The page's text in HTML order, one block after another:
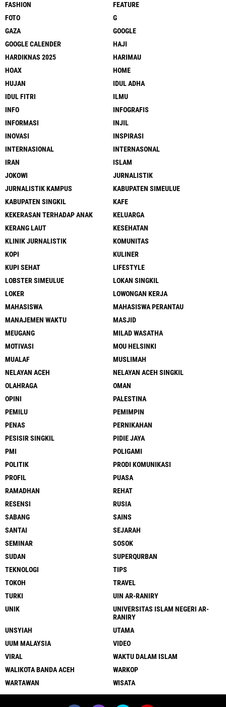
FASHION
FEATURE
FOTO
G
GAZA
GOOGLE
GOOGLE CALENDER
HAJI
HARDIKNAS 2025
HARIMAU
HOAX
HOME
HUJAN
IDUL ADHA
IDUL FITRI
ILMU
INFO
INFOGRAFIS
INFORMASI
INJIL
INOVASI
INSPIRASI
INTERNASIONAL
INTERNASONAL
IRAN
ISLAM
JOKOWI
JURNALISTIK
JURNALISTIK KAMPUS
KABUPATEN SIMEULUE
KABUPATEN SINGKIL
KAFE
KEKERASAN TERHADAP ANAK
KELUARGA
KERANG LAUT
KESEHATAN
KLINIK JURNALISTIK
KOMUNITAS
KOPI
KULINER
KUPI SEHAT
LIFESTYLE
LOBSTER SIMEULUE
LOKAN SINGKIL
LOKER
LOWONGAN KERJA
MAHASISWA
MAHASISWA PERANTAU
MANAJEMEN WAKTU
MASJID
MEUGANG
MILAD WASATHA
MOTIVASI
MOU HELSINKI
MUALAF
MUSLIMAH
NELAYAN ACEH
NELAYAN ACEH SINGKIL
OLAHRAGA
OMAN
OPINI
PALESTINA
PEMILU
PEMIMPIN
PENAS
PERNIKAHAN
PESISIR SINGKIL
PIDIE JAYA
PMI
POLIGAMI
POLITIK
PRODI KOMUNIKASI
PROFIL
PUASA
RAMADHAN
REHAT
RESENSI
RUSIA
SABANG
SAINS
SANTAI
SEJARAH
SEMINAR
SOSOK
SUDAN
SUPERQURBAN
TEKNOLOGI
TIPS
TOKOH
TRAVEL
TURKI
UIN AR-RANIRY
UNIK
UNIVERSITAS ISLAM NEGERI AR-
RANIRY
UNSYIAH
UTAMA
UUM MALAYSIA
VIDEO
VIRAL
WAKTU DALAM ISLAM
WALIKOTA BANDA ACEH
WARKOP
WARTAWAN
WISATA